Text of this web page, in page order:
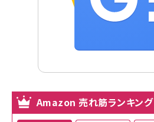
Amazon 売れ筋ランキング